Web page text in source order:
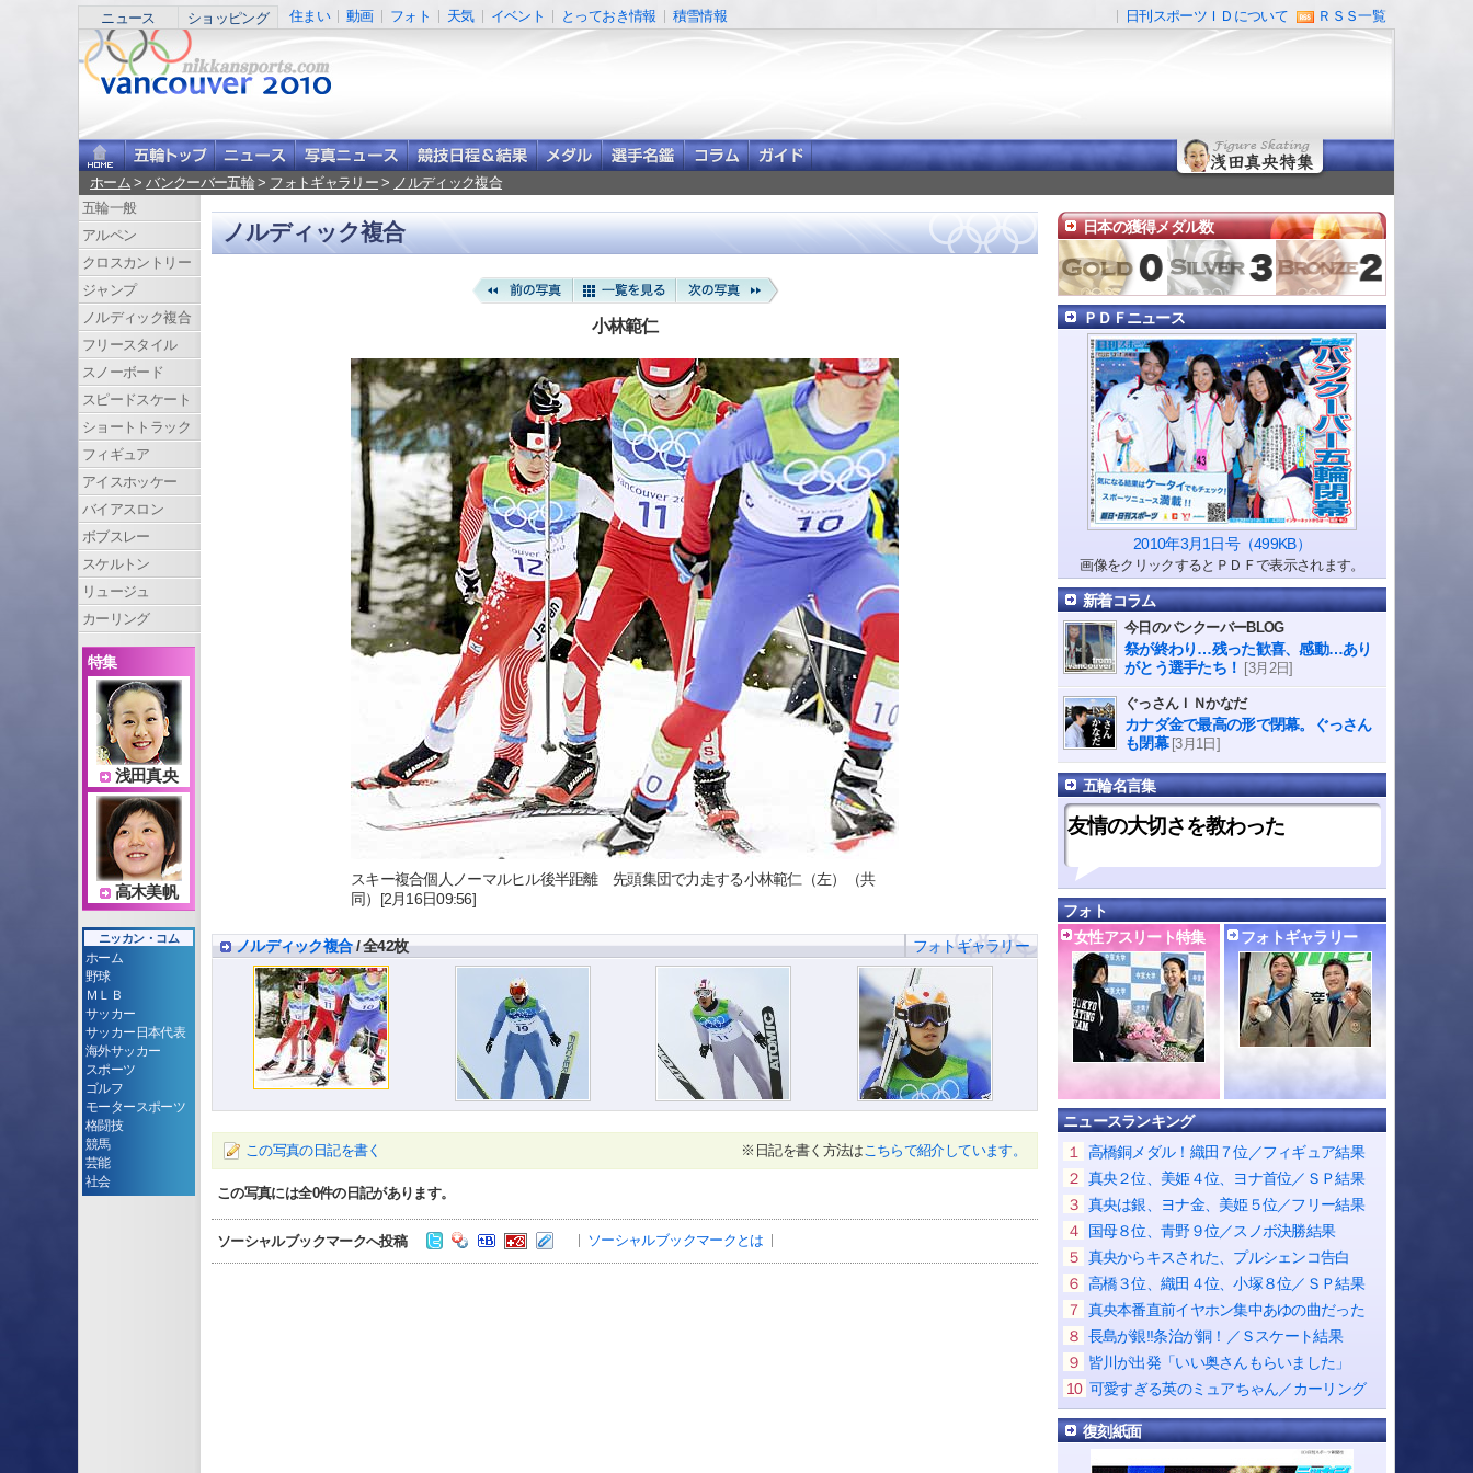
ニュース ショッピング 住まい 動画 フォト 天気 イベント とっておき情報 積雪情報 日刊スポーツＩＤについて ＲＳＳ一覧
ホーム >バンクーバー五輪> フォトギャラリー > ノルディック複合
ノルディック複合
小林範仁
スキー複合個人ノーマルヒル後半距離 先頭集団で力走する小林範仁（左）（共
同）[2月16日09:56]
ノルディック複合/ 全42枚 フォトギャラリー
この写真の日記を書く ※日記を書く方法は こちらで紹介しています。
この写真には全0件の日記があります。
ソーシャルブックマークへ投稿 ソーシャルブックマークとは
五輪一般
アルペン
クロスカントリー
ジャンプ
ノルディック複合
フリースタイル
スノーボード
スピードスケート
ショートトラック
フィギュア
アイスホッケー
バイアスロン
ボブスレー
スケルトン
リュージュ
カーリング
特集
浅田真央
高木美帆
ニッカン・コム
ホーム
野球
ＭＬＢ
サッカー
サッカー日本代表
海外サッカー
スポーツ
ゴルフ
モータースポーツ
格闘技
競馬
芸能
社会
日本の獲得メダル数
ＰＤＦニュース
2010年3月1日号（499KB）
画像をクリックするとＰＤＦで表示されます。
新着コラム
今日のバンクーバーBLOG
祭が終わり…残った歓喜、感動…あり
がとう選手たち！ [3月2日]
ぐっさんＩＮかなだ
カナダ金で最高の形で閉幕。ぐっさん
も閉幕 [3月1日]
五輪名言集
友情の大切さを教わった
フォト
女性アスリート特集
フォトギャラリー
ニュースランキング
１
高橋銅メダル！織田７位／フィギュア結果
２ 真央２位、美姫４位、ヨナ首位／ＳＰ結果
３ 真央は銀、ヨナ金、美姫５位／フリー結果
４
国母８位、青野９位／スノボ決勝結果
５ 真央からキスされた、プルシェンコ告白
６ 高橋３位、織田４位、小塚８位／ＳＰ結果
７ 真央本番直前イヤホン集中あゆの曲だった
８ 長島が銀!!条治が銅！／Ｓスケート結果
９
皆川が出発「いい奥さんもらいました」
10 可愛すぎる英のミュアちゃん／カーリング
復刻紙面